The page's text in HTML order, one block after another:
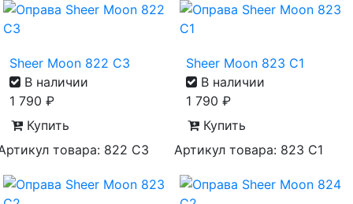
Sheer Moon 822 C3
В наличии
1 790 ₽
Купить
товара: 822 С3
Sheer Moon 823 C1
В наличии
1 790 ₽
Купить
Артикул товара: 823 С1